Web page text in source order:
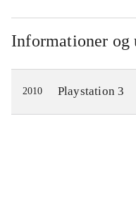
truet af stumper
dette univers og
redde landet er, at
Demon God King
Dog King.
Rizelia må han nu
Informationer og
2010 Playstation 3